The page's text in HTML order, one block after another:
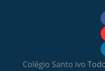
Colégio Santo ivo